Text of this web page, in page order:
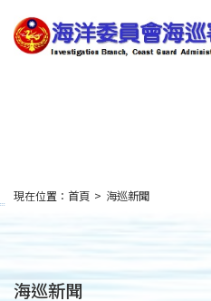
到
主
要
:::
現在位置： 首頁 > 海巡新聞
海巡新聞